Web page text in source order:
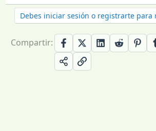
Debes iniciar sesión o registrarte para
Compartir: